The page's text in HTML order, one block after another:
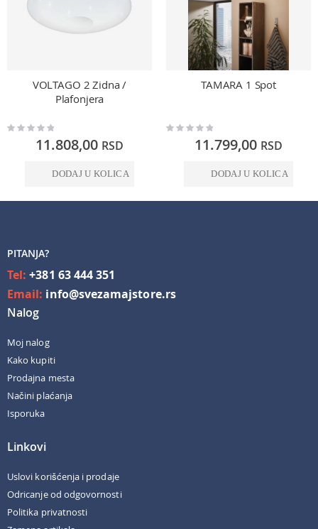
VOLTAGO 2 Zidna /
Plafonjera
Rating:
11.808,00 RSD
DODAJ U KOLICA
TAMARA 1 Spot
Rating:
11.799,00 RSD
DODAJ U KOLICA
PITANJA?
Tel:+381 63 444 351
Email: info@svezamajstore.rs
Nalog
Moj nalog
Kako kupiti
Prodajna mesta
Načini plaćanja
Isporuka
Linkovi
Uslovi korišćenja i prodaje
Odricanje od odgovornosti
Politika privatnosti